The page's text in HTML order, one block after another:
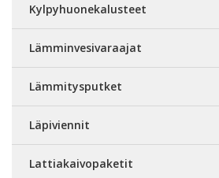
Kylpyhuonekalusteet
Lämminvesivaraajat
Lämmitysputket
Läpiviennit
Lattiakaivopaketit